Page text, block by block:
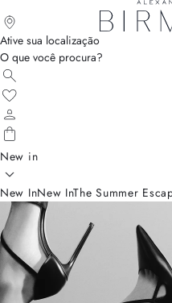
Ative sua localização
O que você procura?
New in
New InNew InThe Summer